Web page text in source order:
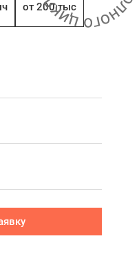
от 200 тыс